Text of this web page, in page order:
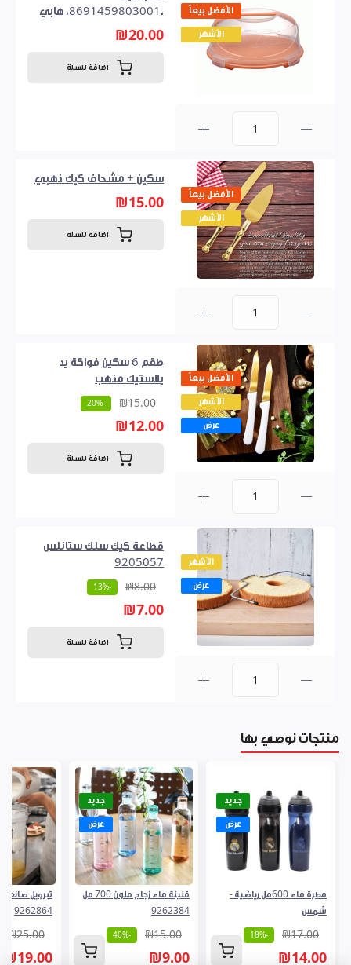
الأفضل بيعاً
الأشهر
،8691459803001، هابي
₪20.00
اضافة للسلة
الأفضل بيعاً
الأشهر
سكين + مشحاف كيك ذهبي
₪15.00
اضافة للسلة
الأفضل بيعاً
الأشهر
عرض
طقم 6 سكين فواكة يد
بلاستيك مذهب
₪15.00
-20%
₪12.00
اضافة للسلة
الأشهر
عرض
قطاعة كيك سلك ستانلس
9205057
₪8.00
-13%
₪7.00
اضافة للسلة
منتجات نوصي بها
جديد
عرض
مطرة ماء 600مل رياضية -
شمس
₪17.00
-18%
₪14.00
جديد
عرض
قنينة ماء زجاج ملون 700 مل
9262384
₪15.00
-40%
₪9.00
تبرويل صانعة
9262864
₪25.00
₪19.00